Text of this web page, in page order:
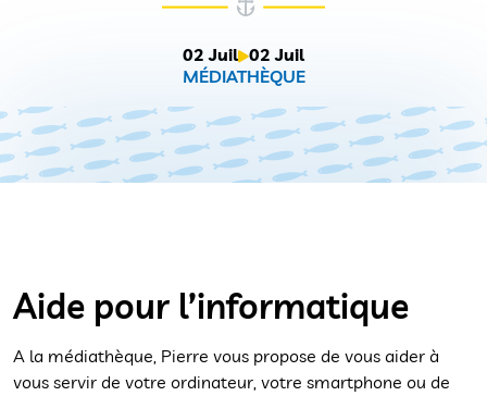
02 Juil 02 Juil
MÉDIATHÈQUE
Aide pour l’informatique
A la médiathèque, Pierre vous propose de vous aider à
vous servir de votre ordinateur, votre smartphone ou de